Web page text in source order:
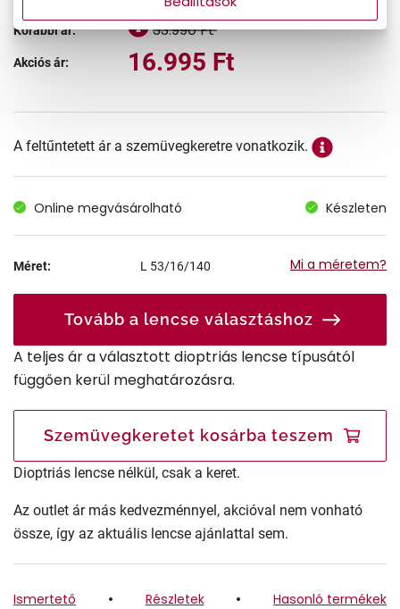
Korábbi ár: 33.990 Ft
Akciós ár: 16.995 Ft
A feltűntetett ár a szemüvegkeretre vonatkozik.
Online megvásárolható Készleten
Méret: L 53/16/140 Mi a méretem?
Tovább a lencse választáshoz
A teljes ár a választott dioptriás lencse típusától
függően kerül meghatározásra.
Szemüvegkeretet kosárba teszem
Dioptriás lencse nélkül, csak a keret.
Az outlet ár más kedvezménnyel, akcióval nem vonható
össze, így az aktuális lencse ajánlattal sem.
Ismertető Részletek Hasonló termékek